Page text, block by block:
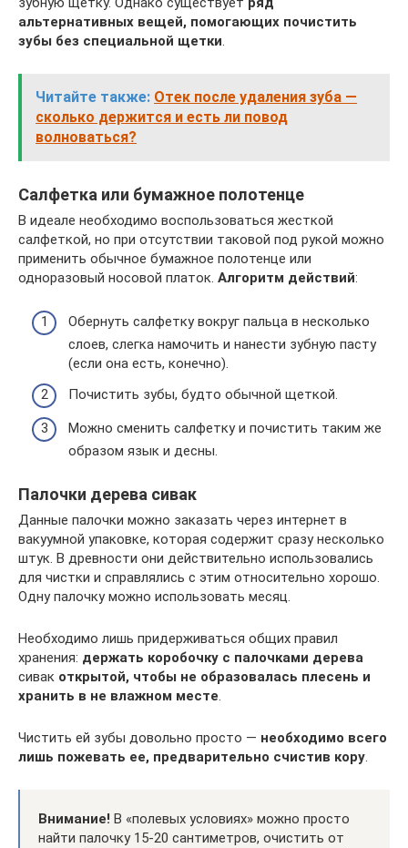
альтернативных вещей, помогающих почистить
зубы без специальной щетки
Читайте также: Отек после удаления зуба —
сколько держится и есть ли повод
волноваться?
Салфетка или бумажное полотенце
В идеале необходимо воспользоваться жесткой
салфеткой, но при отсутствии таковой под рукой можно
применить обычное бумажное полотенце или
одноразовый носовой платок. Алгоритм действий:
Обернуть салфетку вокруг пальца в несколько
слоев, слегка намочить и нанести зубную пасту
(если она есть, конечно).
Почистить зубы, будто обычной щеткой.
Можно сменить салфетку и почистить таким же
образом язык и десны.
Палочки дерева сивак
Данные палочки можно заказать через интернет в
вакуумной упаковке, которая содержит сразу несколько
штук. В древности они действительно использовались
для чистки и справлялись с этим относительно хорошо.
Одну палочку можно использовать месяц.
Необходимо лишь придерживаться общих правил
хранения: держать коробочку с палочками дерева
сивак открытой, чтобы не образовалась плесень и
хранить в не влажном месте.
Чистить ей зубы довольно просто — необходимо всего
лишь пожевать ее, предварительно счистив кору.
Внимание! В «полевых условиях» можно просто
найти палочку 15-20 сантиметров, очистить от